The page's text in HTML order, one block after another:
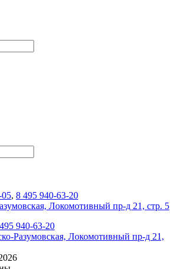
05, 8 495 940-63-20
Локомотивный пр-д 21, стр. 5
940-63-20
Разумовская, Локомотивный пр-д 21,